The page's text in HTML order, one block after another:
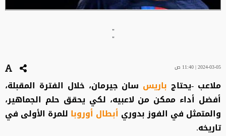
"
"
2024-03-05 | 11:40 ص
ملاعب -يحتاجباريس سان جيرمان، خلال الفترة المقبلة،
أفضل أداء ممكن من لاعبيه، لكي يحقق حلم الجماهير،
والمتمثل في الفوز بدوري أبطال أوروبا للمرة الأولى في
تاريخه.